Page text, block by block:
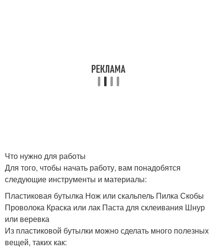
Что нужно для работы
Для того, чтобы начать работу, вам понадобятся
следующие инструменты и материалы:
Пластиковая бутылка Нож или скальпель Пилка Скобы
Проволока Краска или лак Паста для склеивания Шнур
или веревка
Из пластиковой бутылки можно сделать много полезных
вещей, таких как: